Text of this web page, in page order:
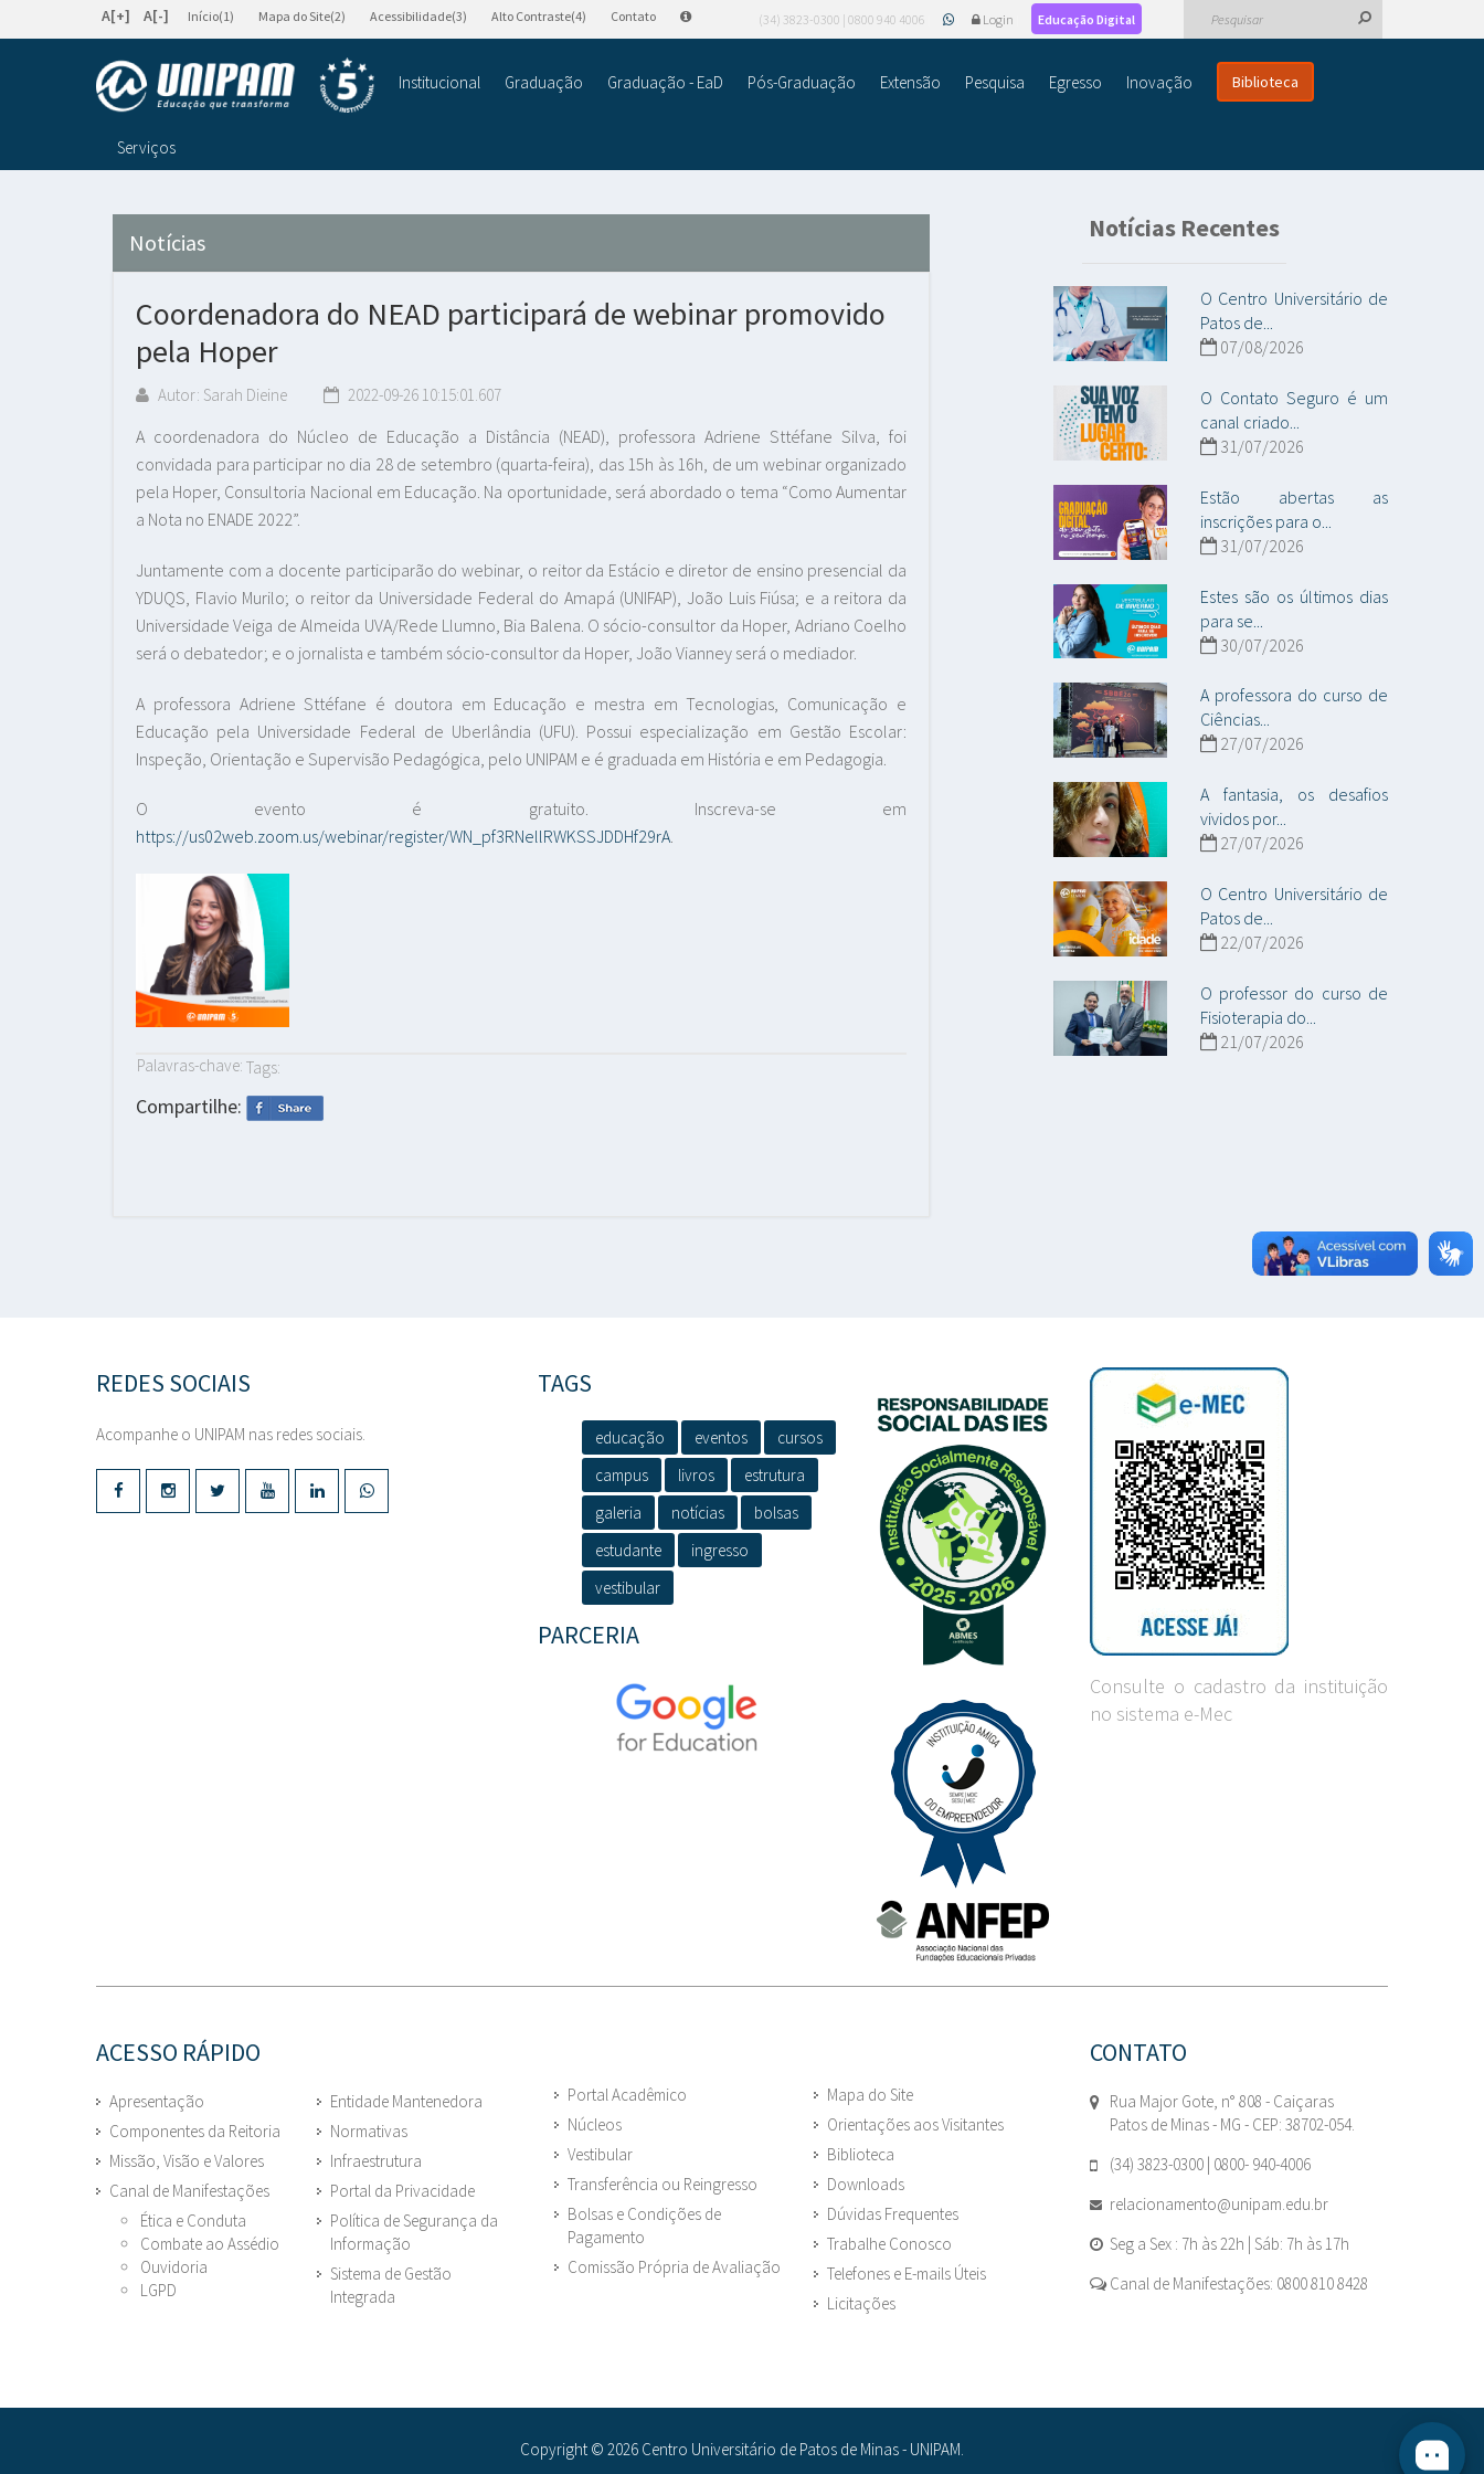
A[+] A[-] Início(1) Mapa do Site(2) Acessibilidade(3) Alto Contraste(4) Contato (34) 3823-0300 | 0800 940 4006 Login Educação Digital
Institucional Graduação Graduação - EaD Pós-Graduação Extensão Pesquisa Egresso Inovação Biblioteca
Serviços
Notícias
Coordenadora do NEAD participará de webinar promovido
pela Hoper
Autor: Sarah Dieine 2022-09-26 10:15:01.607
A coordenadora do Núcleo de Educação a Distância (NEAD), professora Adriene Sttéfane Silva, foi
convidada para participar no dia 28 de setembro (quarta-feira), das 15h às 16h, de um webinar organizado
pela Hoper, Consultoria Nacional em Educação. Na oportunidade, será abordado o tema “Como Aumentar
a Nota no ENADE 2022”.
Juntamente com a docente participarão do webinar, o reitor da Estácio e diretor de ensino presencial da
YDUQS, Flavio Murilo; o reitor da Universidade Federal do Amapá (UNIFAP), João Luis Fiúsa; e a reitora da
Universidade Veiga de Almeida UVA/Rede Llumno, Bia Balena. O sócio-consultor da Hoper, Adriano Coelho
será o debatedor; e o jornalista e também sócio-consultor da Hoper, João Vianney será o mediador.
A professora Adriene Sttéfane é doutora em Educação e mestra em Tecnologias, Comunicação e
Educação pela Universidade Federal de Uberlândia (UFU). Possui especialização em Gestão Escolar:
Inspeção, Orientação e Supervisão Pedagógica, pelo UNIPAM e é graduada em História e em Pedagogia.
O evento é gratuito. Inscreva-se em
https://us02web.zoom.us/webinar/register/WN_pf3RNellRWKSSJDDHf29rA.
Palavras-chave: Tags:
Compartilhe:
Notícias Recentes
O Centro Universitário de
Patos de...
07/08/2026
O Contato Seguro é um
canal criado...
31/07/2026
Estão abertas as
inscrições para o...
31/07/2026
Estes são os últimos dias
para se...
30/07/2026
A professora do curso de
Ciências...
27/07/2026
A fantasia, os desafios
vividos por...
27/07/2026
O Centro Universitário de
Patos de...
22/07/2026
O professor do curso de
Fisioterapia do...
21/07/2026
REDES SOCIAIS
Acompanhe o UNIPAM nas redes sociais.
TAGS
educação eventos
cursos
campus
livros
estrutura
galeria
notícias
bolsas
estudante
ingresso
vestibular
PARCERIA
Consulte o cadastro da instituição
no sistema e-Mec
ACESSO RÁPIDO
Apresentação
Componentes da Reitoria
Missão, Visão e Valores
Canal de Manifestações
Ética e Conduta
Combate ao Assédio
Ouvidoria
LGPD
Entidade Mantenedora
Normativas
Infraestrutura
Portal da Privacidade
Política de Segurança da
Informação
Sistema de Gestão
Integrada
Portal Acadêmico
Núcleos
Vestibular
Transferência ou Reingresso
Bolsas e Condições de
Pagamento
Comissão Própria de Avaliação
Mapa do Site
Orientações aos Visitantes
Biblioteca
Downloads
Dúvidas Frequentes
Trabalhe Conosco
Telefones e E-mails Úteis
Licitações
CONTATO
Rua Major Gote, n° 808 - Caiçaras
Patos de Minas - MG - CEP: 38702-054.
(34) 3823-0300 | 0800- 940-4006
relacionamento@unipam.edu.br
Seg a Sex : 7h às 22h | Sáb: 7h às 17h
Canal de Manifestações: 0800 810 8428
Copyright © 2026 Centro Universitário de Patos de Minas - UNIPAM.